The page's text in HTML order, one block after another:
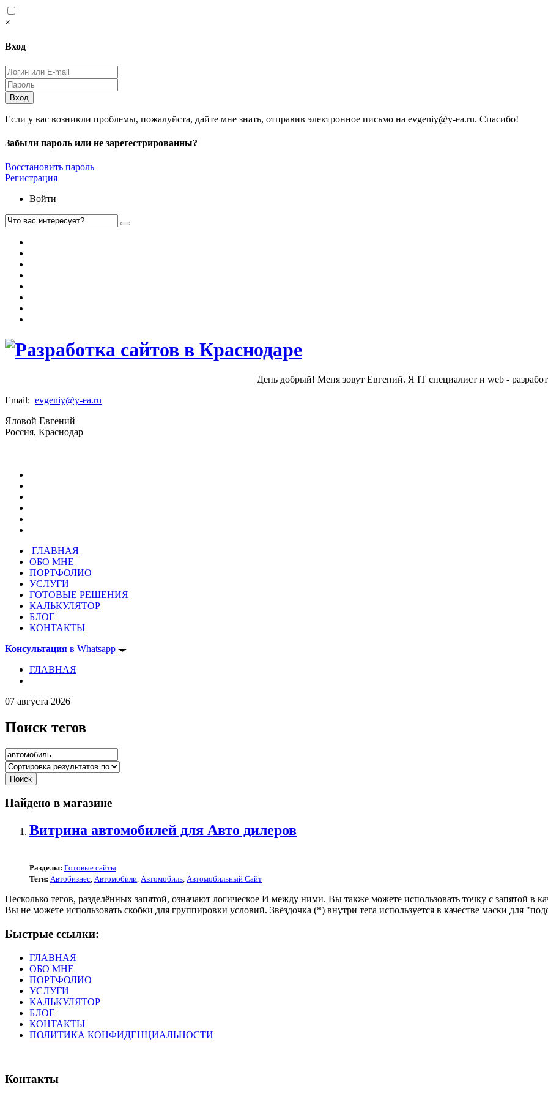
×
Вход
Вход
Если у вас возникли проблемы, пожалуйста, дайте мне знать, отправив электронное письмо на evgeniy@y-ea.ru. Спасибо!
Забыли пароль или не зарегестрированны?
Восстановить пароль
Регистрация
Войти
День добрый! Меня зовут Евгений. Я IT специалист и web -
Email: evgeniy@y-ea.ru
Яловой Евгений
Россия, Краснодар
ГЛАВНАЯ
ОБО МНЕ
ПОРТФОЛИО
УСЛУГИ
ГОТОВЫЕ РЕШЕНИЯ
КАЛЬКУЛЯТОР
БЛОГ
КОНТАКТЫ
Консультация в Whatsapp
ГЛАВНАЯ
07 августа 2026
Поиск тегов
Найдено в магазине
Витрина автомобилей для Авто дилеров
Разделы: Готовые сайты
Теги: Автобизнес, Автомобили, Автомобиль, Автомобильный Сайт
Несколько тегов, разделённых запятой, означают логическое И между ними. Вы также можете использовать точку с запятой
Вы не можете использовать скобки для группировки условий. Звёздочка (*) внутри тега используется в качестве маски для
Быстрые ссылки:
ГЛАВНАЯ
ОБО МНЕ
ПОРТФОЛИО
УСЛУГИ
КАЛЬКУЛЯТОР
БЛОГ
КОНТАКТЫ
ПОЛИТИКА КОНФИДЕНЦИАЛЬНОСТИ
Контакты